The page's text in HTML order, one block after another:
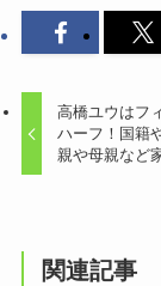
高橋ユウはフ
ハーフ！国籍
親や母親など
関連記事